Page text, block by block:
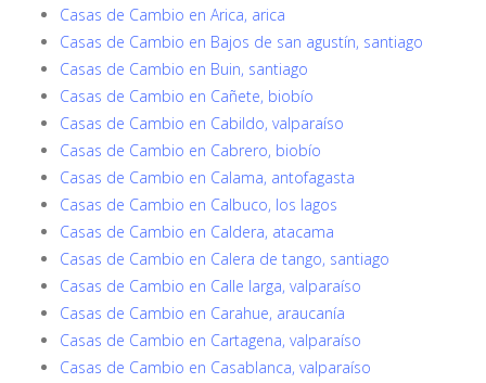
Casas de Cambio en Arica, arica
Casas de Cambio en Bajos de san agustín, santiago
Casas de Cambio en Buin, santiago
Casas de Cambio en Cañete, biobío
Casas de Cambio en Cabildo, valparaíso
Casas de Cambio en Cabrero, biobío
Casas de Cambio en Calama, antofagasta
Casas de Cambio en Calbuco, los lagos
Casas de Cambio en Caldera, atacama
Casas de Cambio en Calera de tango, santiago
Casas de Cambio en Calle larga, valparaíso
Casas de Cambio en Carahue, araucanía
Casas de Cambio en Cartagena, valparaíso
Casas de Cambio en Casablanca, valparaíso